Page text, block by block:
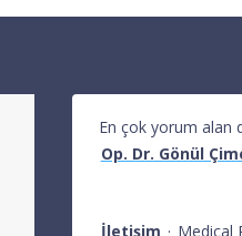
En çok yorum alan
Op. Dr. Gönül
İletişim · Medical